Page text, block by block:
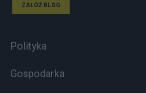
ZAŁÓŻ BLOG
Polityka
Gospodarka